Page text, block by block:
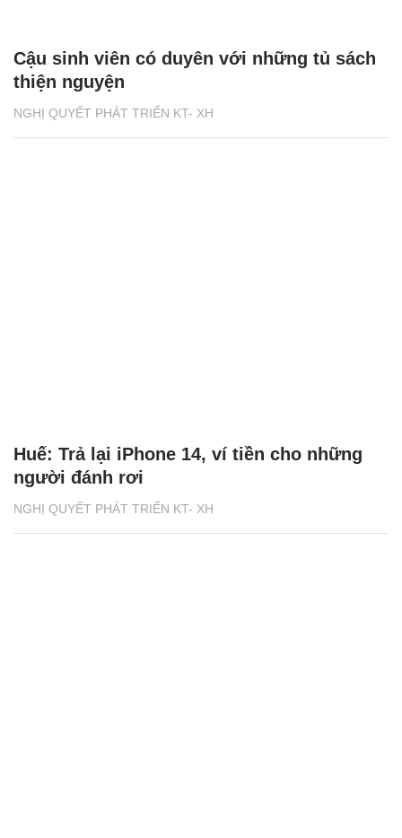
NGHỊ QUYẾT PHÁT TRIỂN KT- XH
Cậu sinh viên có duyên với những tủ sách
thiện nguyện
NGHỊ QUYẾT PHÁT TRIỂN KT- XH
Huế: Trả lại iPhone 14, ví tiền cho những
người đánh rơi